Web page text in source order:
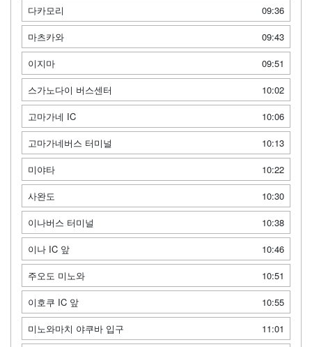
다카모리
09:36
마츠카와
09:43
이지마
09:51
스가노다이 버스센터
10:02
고마가네 IC
10:06
고마가네버스 터미널
10:13
미야타
10:22
사완도
10:30
이나버스 터미널
10:38
이나 IC 앞
10:46
주오도 미노와
10:51
이호쿠 IC 앞
10:55
미노와마치 야쿠바 입구
11:01